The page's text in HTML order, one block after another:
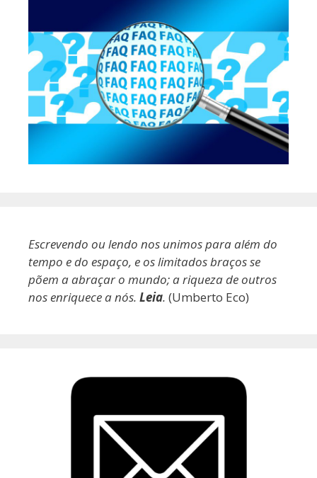
Escrevendo ou lendo nos unimos para além do
tempo e do espaço, e os limitados braços se
põem a abraçar o mundo; a riqueza de outros
nos enriquece a nós. Leia. (Umberto Eco)